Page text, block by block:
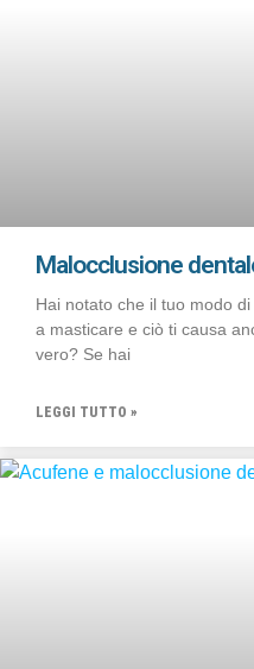
Malocclusione
Hai notato che il tuo modo
a masticare e ciò ti causa
vero? Se hai
LEGGI TUTTO »